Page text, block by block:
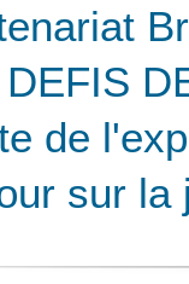
de
sur la